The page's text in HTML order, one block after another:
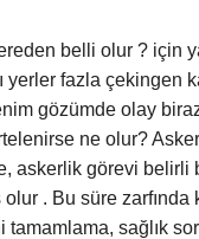
belli olur ? için
yerler fazla çekingen
gözümde olay
ne olur?
askerlik görevi belirli
. Bu süre zarfında
sağlık